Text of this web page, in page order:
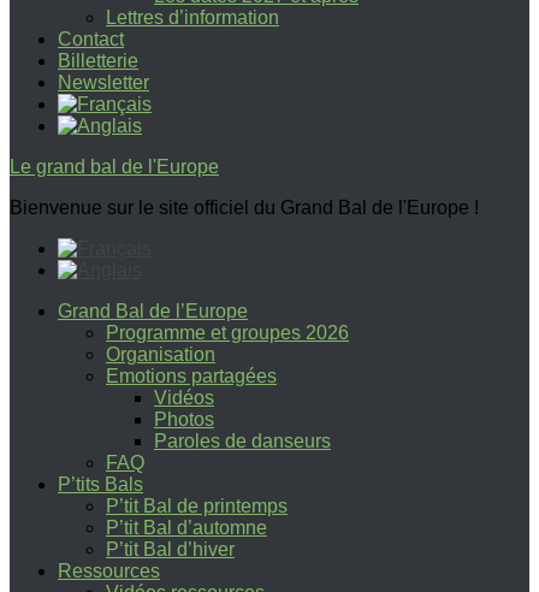
Lettres d’information
Contact
Billetterie
Newsletter
Le grand bal de l'Europe
Bienvenue sur le site officiel du Grand Bal de l'Europe !
Grand Bal de l’Europe
Programme et groupes 2026
Organisation
Emotions partagées
Vidéos
Photos
Paroles de danseurs
FAQ
P’tits Bals
P’tit Bal de printemps
P’tit Bal d’automne
P’tit Bal d’hiver
Ressources